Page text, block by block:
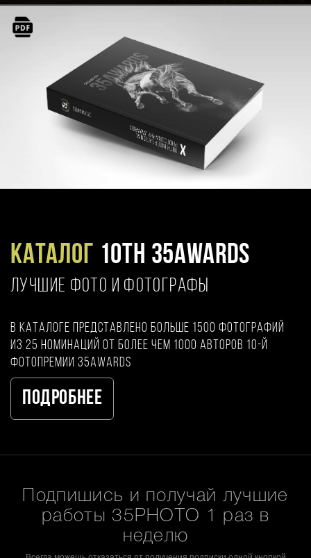
Каталог 10TH 35AWARDS
ЛУЧШИЕ ФОТО И ФОТОГРАФЫ
В каталоге представлено больше 1500 фотографий
из 25 номинаций от более чем 1000 авторов 10-й
фотопремии 35AWARDS
Подробнее
Подпишись и получай лучшие
работы 35PHOTO 1 раз в
неделю